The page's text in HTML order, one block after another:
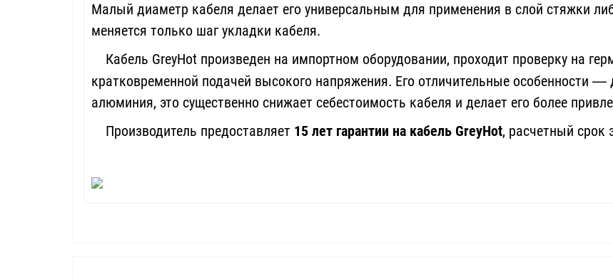
Малый диаметр кабеля делает его универсальным для применения в слой стяжки
меняется только шаг укладки кабеля.
Кабель GreyHot произведен на импортном оборудовании, проходит проверку на
кратковременной подачей высокого напряжения. Его отличительные особенности —
алюминия, это существенно снижает себестоимость кабеля и делает его более
Производитель предоставляет 15 лет гарантии на кабель GreyHot, расчетный срок